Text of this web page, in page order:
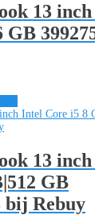
13
13
GB
bij Rebuy